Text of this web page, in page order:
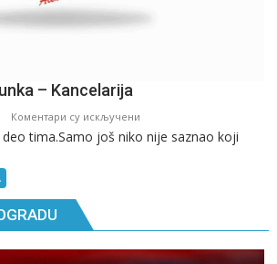
– Kancelarija
Коментари су искључени
Beogradska
tima.Samo još niko nije saznao koji